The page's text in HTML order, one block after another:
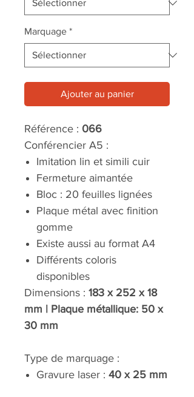
Marquage *
Ajouter au panier
Référence : 066
Conférencier A5 :
Imitation lin et simili cuir
Fermeture aimantée
Bloc : 20 feuilles lignées
Plaque métal avec finition
gomme
Existe aussi au format A4
Différents coloris
disponibles
Dimensions : 183 x 252 x 18
mm | Plaque métallique: 50 x
30 mm
Type de marquage :
Gravure laser : 40 x 25 mm